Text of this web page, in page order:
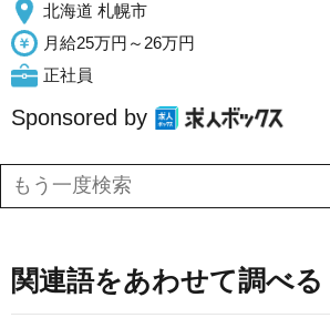
北海道 札幌市
月給25万円～26万円
正社員
Sponsored by
関連語をあわせて調べる